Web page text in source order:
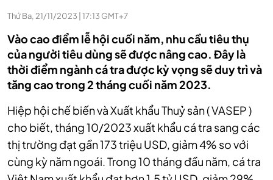
Thứ Ba, 21/11/2023 | 17:13 GMT+7
Vào cao điểm lễ hội cuối năm, nhu cầu tiêu thụ
của người tiêu dùng sẽ được nâng cao. Đây là
thời điểm ngành cá tra được kỳ vọng sẽ duy trì và
tăng cao trong 2 tháng cuối năm 2023.
Hiệp hội chế biến và Xuất khẩu Thuỷ sản ( VASEP )
cho biết, tháng 10/2023 xuất khẩu cá tra sang các
thị trường đạt gần 173 triệu USD, giảm 4% so với
cùng kỳ năm ngoái. Trong 10 tháng đầu năm, cá tra